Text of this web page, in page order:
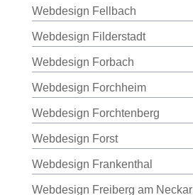
Webdesign Fellbach
Webdesign Filderstadt
Webdesign Forbach
Webdesign Forchheim
Webdesign Forchtenberg
Webdesign Forst
Webdesign Frankenthal
Webdesign Freiberg am Neckar